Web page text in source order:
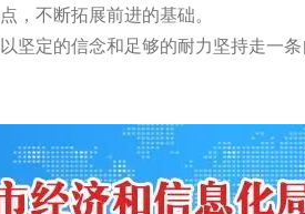
，不断拓展前进的基础。
坚定的信念和足够的耐力坚持走一